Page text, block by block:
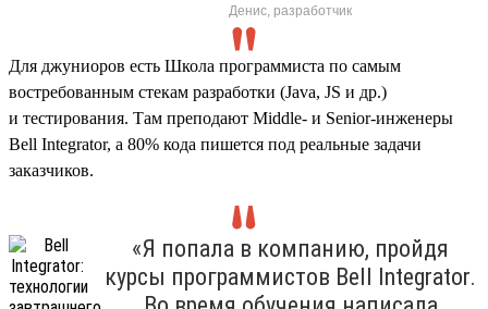
Денис, разработчик
Для джуниоров есть Школа программиста по самым
востребованным стекам разработки (Java, JS и др.)
и тестирования. Там преподают Middle- и Senior-инженеры
Bell Integrator, а 80% кода пишется под реальные задачи
заказчиков.
«Я попала в компанию, пройдя
курсы программистов Bell Integrator.